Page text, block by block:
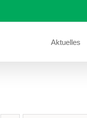
Aktuelles